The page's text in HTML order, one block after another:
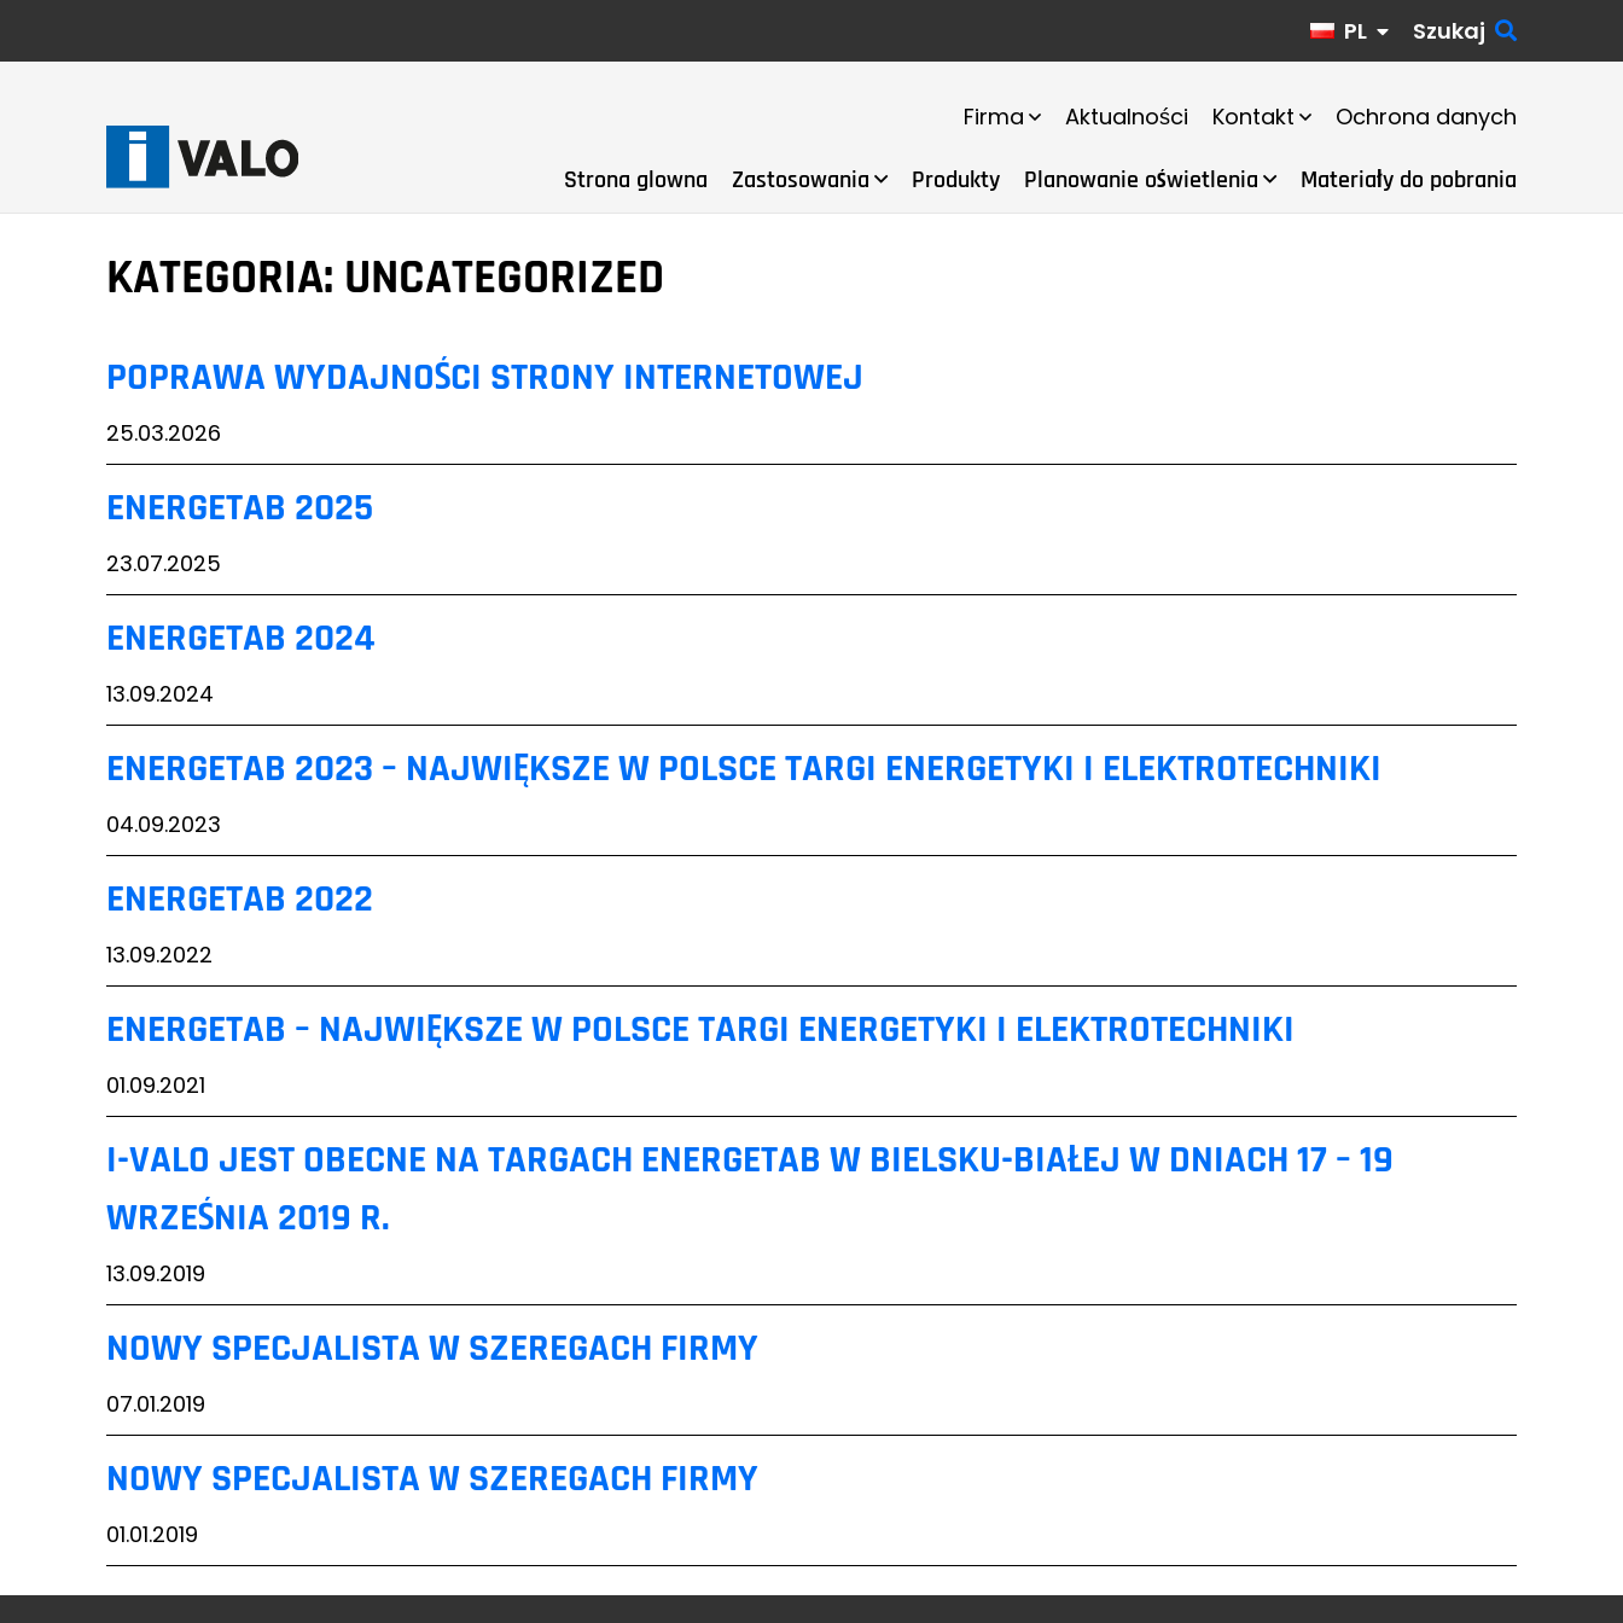
PL Szukaj
Firma Aktualności Kontakt Ochrona danych
Strona glowna Zastosowania Produkty Planowanie oświetlenia Materiały do pobrania
KATEGORIA: UNCATEGORIZED
POPRAWA WYDAJNOŚCI STRONY INTERNETOWEJ
25.03.2026
ENERGETAB 2025
23.07.2025
ENERGETAB 2024
13.09.2024
ENERGETAB 2023 – NAJWIĘKSZE W POLSCE TARGI ENERGETYKI I ELEKTROTECHNIKI
04.09.2023
ENERGETAB 2022
13.09.2022
ENERGETAB – NAJWIĘKSZE W POLSCE TARGI ENERGETYKI I ELEKTROTECHNIKI
01.09.2021
I-VALO JEST OBECNE NA TARGACH ENERGETAB W BIELSKU-BIAŁEJ W DNIACH 17 – 19
WRZEŚNIA 2019 R.
13.09.2019
NOWY SPECJALISTA W SZEREGACH FIRMY
07.01.2019
NOWY SPECJALISTA W SZEREGACH FIRMY
01.01.2019